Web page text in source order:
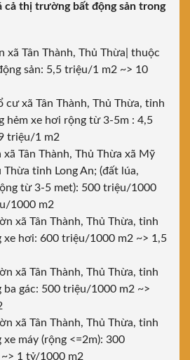
cả thị trường bất động sản trong
xã Tân Thành, Thủ Thừa| thuộc
sản: 5,5 triệu/1 m2 ~> 10
cư xã Tân Thành, Thủ Thừa, tỉnh
hẻm xe hơi rộng từ 3-5m : 4,5
triệu/1 m2
xã Tân Thành, Thủ Thừa xã Mỹ
Thừa tỉnh Long An; (đất lúa,
từ 3-5 met): 500 triệu/1000
1000 m2
xã Tân Thành, Thủ Thừa, tỉnh
xe hơi: 600 triệu/1000 m2 ~> 1,5
xã Tân Thành, Thủ Thừa, tỉnh
ba gác: 500 triệu/1000 m2 ~>
xã Tân Thành, Thủ Thừa, tỉnh
xe máy (rộng <=2m): 300
1 tỷ/1000 m2